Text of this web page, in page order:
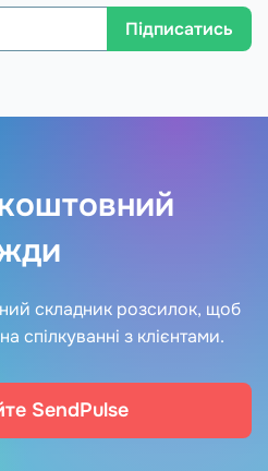
Підписатись
складник розсилок, щоб
спілкуванні з клієнтами.
SendPulse